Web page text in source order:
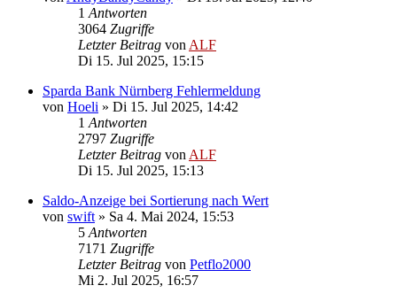
1 Antworten
3064 Zugriffe
Letzter Beitrag von ALF
Di 15. Jul 2025, 15:15
Sparda Bank Nürnberg Fehlermeldung
von Hoeli » Di 15. Jul 2025, 14:42
1 Antworten
2797 Zugriffe
Letzter Beitrag von ALF
Di 15. Jul 2025, 15:13
Saldo-Anzeige bei Sortierung nach Wert
von swift » Sa 4. Mai 2024, 15:53
5 Antworten
7171 Zugriffe
Letzter Beitrag von Petflo2000
Mi 2. Jul 2025, 16:57